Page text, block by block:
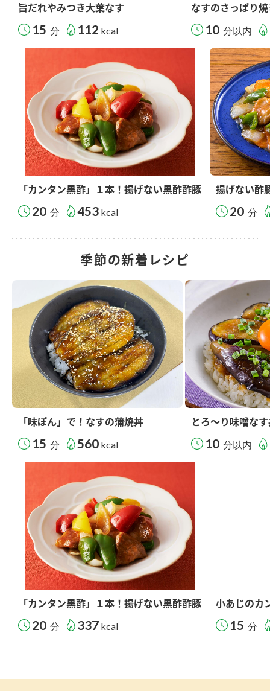
旨だれやみつき大葉なす
15 分 112 kcal
なすのさっぱり
10 分以内
「カンタン黒酢」１本！揚げない黒酢酢豚
20 分 453 kcal
揚げない酢
20 分
季節の新着レシピ
「味ぽん」で！なすの蒲焼丼
15 分 560 kcal
とろ～り味噌な
10 分以内
「カンタン黒酢」１本！揚げない黒酢酢豚
20 分 337 kcal
小あじのカ
15 分